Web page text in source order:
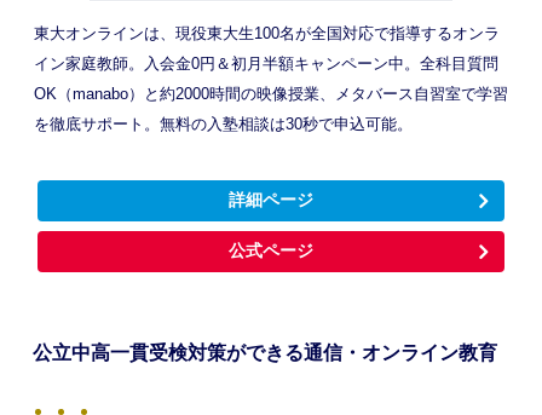
東大オンラインは、現役東大生100名が全国対応で指導するオンラ
イン家庭教師。入会金0円＆初月半額キャンペーン中。全科目質問
OK（manabo）と約2000時間の映像授業、メタバース自習室で学習
を徹底サポート。無料の入塾相談は30秒で申込可能。
詳細ページ
公式ページ
公立中高一貫受検対策ができる通信・オンライン教育